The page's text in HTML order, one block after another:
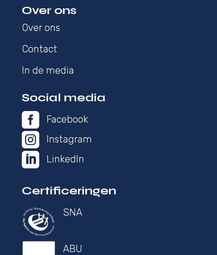
Over ons
Over ons
Contact
In de media
Social media
 Facebook
 Instagram
 LinkedIn
Certificeringen
SNA
ABU